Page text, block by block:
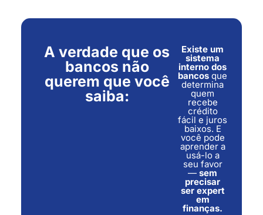
A verdade que os
bancos não
querem que você
saiba:
Existe um
sistema
interno dos
bancos que
determina
quem
recebe
crédito
fácil e juros
baixos. E
você pode
aprender a
usá-lo a
seu favor
— sem
precisar
ser expert
em
finanças.